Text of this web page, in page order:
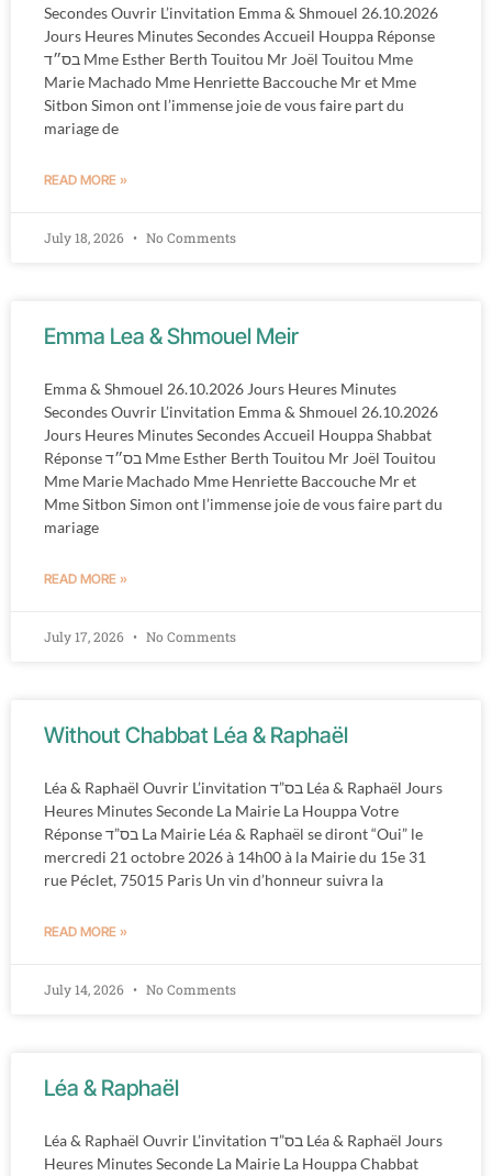
Secondes Ouvrir L’invitation Emma & Shmouel 26.10.2026
Jours Heures Minutes Secondes Accueil Houppa Réponse
בס״ד Mme Esther Berth Touitou Mr Joël Touitou Mme
Marie Machado Mme Henriette Baccouche Mr et Mme
Sitbon Simon ont l’immense joie de vous faire part du
mariage de
READ MORE »
July 18, 2026 No Comments
Emma Lea & Shmouel Meir
Emma & Shmouel 26.10.2026 Jours Heures Minutes
Secondes Ouvrir L’invitation Emma & Shmouel 26.10.2026
Jours Heures Minutes Secondes Accueil Houppa Shabbat
Réponse בס״ד Mme Esther Berth Touitou Mr Joël Touitou
Mme Marie Machado Mme Henriette Baccouche Mr et
Mme Sitbon Simon ont l’immense joie de vous faire part du
mariage
READ MORE »
July 17, 2026 No Comments
Without Chabbat Léa & Raphaël
Léa & Raphaël Ouvrir L’invitation בס”ד Léa & Raphaël Jours
Heures Minutes Seconde La Mairie La Houppa Votre
Réponse בס”ד La Mairie Léa & Raphaël se diront “Oui” le
mercredi 21 octobre 2026 à 14h00 à la Mairie du 15e 31
rue Péclet, 75015 Paris Un vin d’honneur suivra la
READ MORE »
July 14, 2026 No Comments
Léa & Raphaël
Léa & Raphaël Ouvrir L’invitation בס”ד Léa & Raphaël Jours
Heures Minutes Seconde La Mairie La Houppa Chabbat